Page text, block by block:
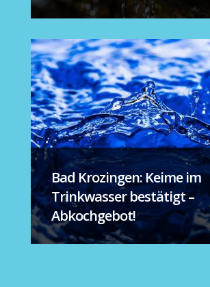
Bad Krozingen: Keime im
Trinkwasser bestätigt –
Abkochgebot!